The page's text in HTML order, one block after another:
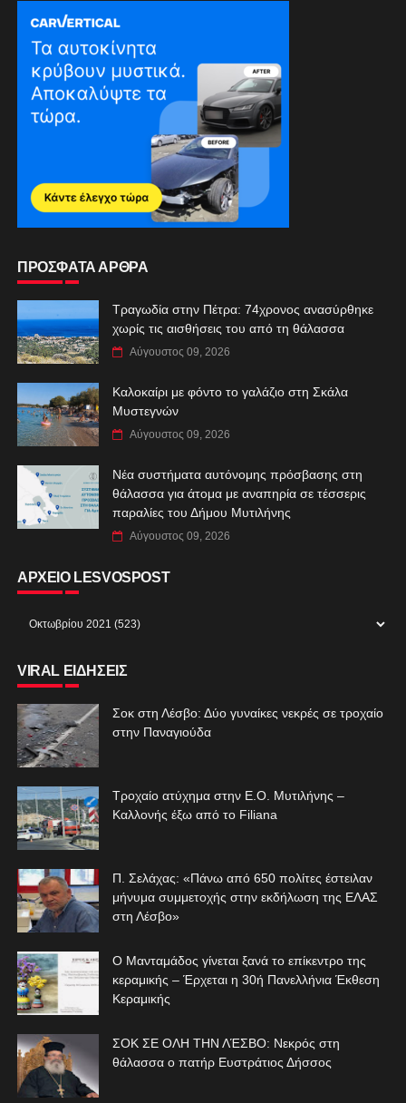
ΠΡΟΣΦΑΤΑ ΑΡΘΡΑ
Τραγωδία στην Πέτρα: 74χρονος ανασύρθηκε
χωρίς τις αισθήσεις του από τη θάλασσα
Αύγουστος 09, 2026
Καλοκαίρι με φόντο το γαλάζιο στη Σκάλα
Μυστεγνών
Αύγουστος 09, 2026
Νέα συστήματα αυτόνομης πρόσβασης στη
θάλασσα για άτομα με αναπηρία σε τέσσερις
παραλίες του Δήμου Μυτιλήνης
Αύγουστος 09, 2026
ΑΡΧΕΙΟ LESVOSPOST
VIRAL ΕΙΔΗΣΕΙΣ
Σοκ στη Λέσβο: Δύο γυναίκες νεκρές σε τροχαίο
στην Παναγιούδα
Τροχαίο ατύχημα στην Ε.Ο. Μυτιλήνης –
Καλλονής έξω από το Filiana
Π. Σελάχας: «Πάνω από 650 πολίτες έστειλαν
μήνυμα συμμετοχής στην εκδήλωση της ΕΛΑΣ
στη Λέσβο»
Ο Μανταμάδος γίνεται ξανά το επίκεντρο της
κεραμικής – Έρχεται η 30ή Πανελλήνια Έκθεση
Κεραμικής
ΣΟΚ ΣΕ ΟΛΗ ΤΗΝ ΛΈΣΒΟ: Νεκρός στη
θάλασσα ο πατήρ Ευστράτιος Δήσσος